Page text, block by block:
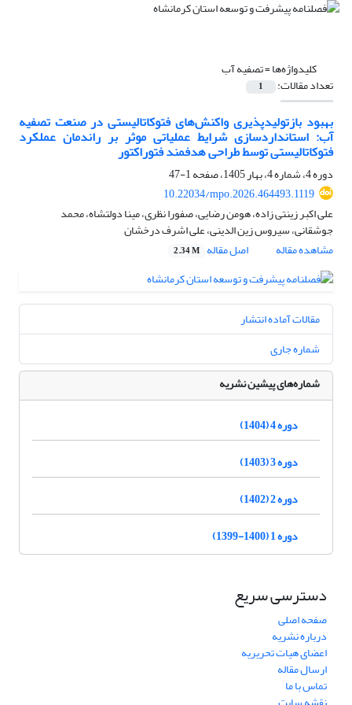
کلیدواژه‌ها =تصفیه آب
تعداد مقالات: 1
بهبود بازتولیدپذیری واکنش‌های فتوکاتالیستی در صنعت تصفیه
آب: استانداردسازی شرایط عملیاتی موثر بر راندمان عملکرد
فتوکاتالیستی توسط طراحی هدفمند فتوراکتور
دوره 4، شماره 4، بهار 1405، صفحه
1-47
10.22034/mpo.2026.464493.1119
علی اکبر زینتی زاده، هومن رضایی، صفورا نظری، مینا دولتشاه، محمد
جوشقانی، سیروس زین الدینی، علی اشرف درخشان
مشاهده مقاله
اصل مقاله 2.34 M
مقالات آماده انتشار
شماره جاری
شماره‌های پیشین نشریه
دوره 4 (1404)
دوره 3 (1403)
دوره 2 (1402)
دوره 1 (1400-1399)
دسترسی سریع
صفحه اصلی
درباره نشریه
اعضای هیات تحریریه
ارسال مقاله
تماس با ما